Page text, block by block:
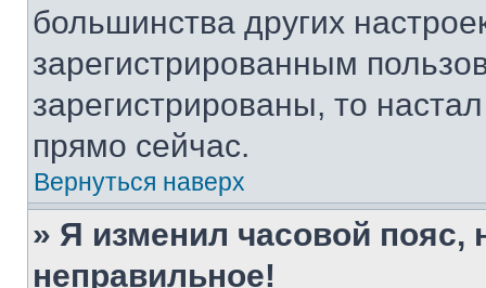
большинства других
зарегистрированным
зарегистрированы, то
прямо сейчас.
Вернуться наверх
» Я изменил часовой пояс,
неправильное!